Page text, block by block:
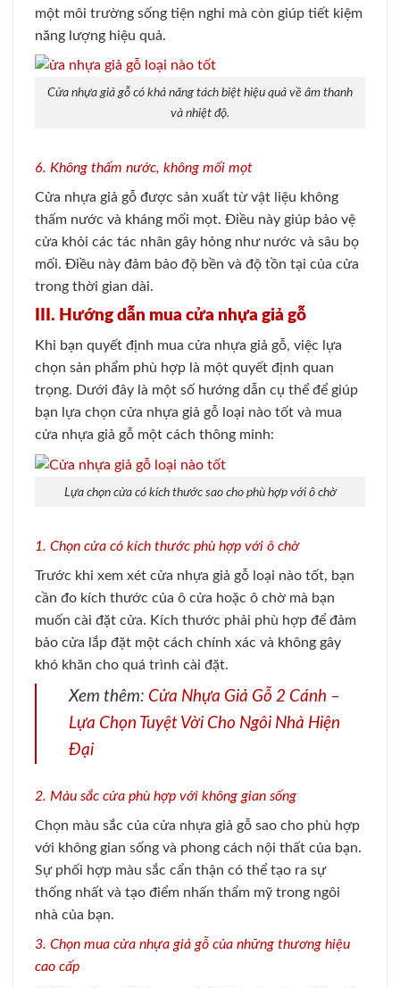
một môi trường sống tiện nghi mà còn giúp tiết kiệm
năng lượng hiệu quả.
Cửa nhựa giả gỗ có khả năng tách biệt hiệu quả về âm thanh
và nhiệt độ.
6. Không thấm nước, không mối mọt
Cửa nhựa giả gỗ được sản xuất từ vật liệu không
thấm nước và kháng mối mọt. Điều này giúp bảo vệ
cửa khỏi các tác nhân gây hỏng như nước và sâu bọ
mối. Điều này đảm bảo độ bền và độ tồn tại của cửa
trong thời gian dài.
III. Hướng dẫn mua cửa nhựa giả gỗ
Khi bạn quyết định mua cửa nhựa giả gỗ, việc lựa
chọn sản phẩm phù hợp là một quyết định quan
trọng. Dưới đây là một số hướng dẫn cụ thể để giúp
bạn lựa chọn cửa nhựa giả gỗ loại nào tốt và mua
cửa nhựa giả gỗ một cách thông minh:
Lựa chọn cửa có kích thước sao cho phù hợp với ô chờ
1. Chọn cửa có kích thước phù hợp với ô chờ
Trước khi xem xét cửa nhựa giả gỗ loại nào tốt, bạn
cần đo kích thước của ô cửa hoặc ô chờ mà bạn
muốn cài đặt cửa. Kích thước phải phù hợp để đảm
bảo cửa lắp đặt một cách chính xác và không gây
khó khăn cho quá trình cài đặt.
Xem thêm: Cửa Nhựa Giả Gỗ 2 Cánh –
Lựa Chọn Tuyệt Vời Cho Ngôi Nhà Hiện
Đại
2. Màu sắc cửa phù hợp với không gian sống
Chọn màu sắc của cửa nhựa giả gỗ sao cho phù hợp
với không gian sống và phong cách nội thất của bạn.
Sự phối hợp màu sắc cẩn thận có thể tạo ra sự
thống nhất và tạo điểm nhấn thẩm mỹ trong ngôi
nhà của bạn.
3. Chọn mua cửa nhựa giả gỗ của những thương hiệu
cao cấp